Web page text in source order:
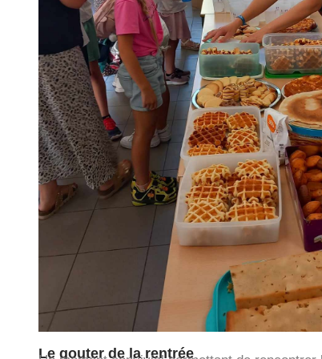
Le gouter de la rentrée